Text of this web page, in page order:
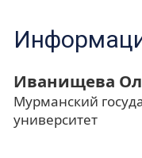
Иванищева
Мурманский
университет